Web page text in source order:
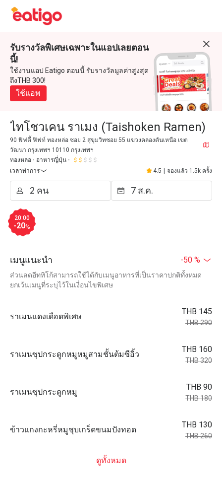
รับรางวัลพิเศษเฉพาะในแอปเลยตอน
นี้!
ใช้งานแอป Eatigo ตอนนี้ รับรางวัลมูลค่าสูงสุด
ถึงTHB 300!
ใช้แอพ
ไทโชวเคน ราเมง (Taishoken Ramen)
90 ฟิฟตี้ ฟิฟท์ ทองหล่อ ซอย 2 สุขุมวิทซอย 55 แขวงคลองตันเหนือ เขต
วัฒนา กรุงเทพฯ 10110 กรุงเทพฯ
ทองหล่อ
อาหารญี่ปุ่น
เวลาทำการ
4.5 จองแล้ว 1.5k ครั้ง
20:00
-20%
เมนูแนะนำ -50 %
ส่วนลดอีททิโก้สามารถใช้ได้กับเมนูอาหารที่เป็นราคาปกติทั้งหมด
ยกเว้นเมนูที่ระบุไว้ในเงื่อนไขพิเศษ
ราเมนแดงเดือดพิเศษ
THB 145
THB 290
ราเมนซุปกระดูกหมูหมูสามชั้นต้มซีอิ้ว
THB 160
THB 320
ราเมนซุปกระดูกหมู
THB 90
THB 180
ข้าวแกงกะหรี่หมูชุบเกร็ดขนมปังทอด
THB 130
THB 260
ดูทั้งหมด